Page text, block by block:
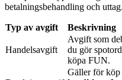
BTR-låsningar
Exklusiva investeringar
betalningsbehandling och uttag.
Typ av avgift Beskrivning
Handelsavgift
Avgift som
du gör
köpa FUN.
Gäller för köp